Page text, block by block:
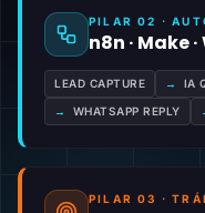
PILAR 02 ·
n8n · Make
LEAD CAPTURE → IA
→ WHATSAPP REPLY
PILAR 03 ·